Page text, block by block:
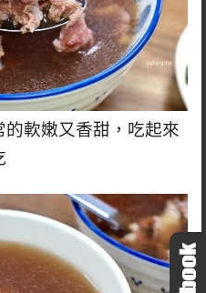
軟嫩又香甜，吃起來